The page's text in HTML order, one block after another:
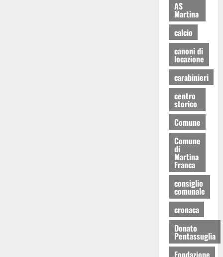
AS
Martina
calcio
canoni di
locazione
carabinieri
centro
storico
Comune
Comune
di
Martina
Franca
consiglio
comunale
cronaca
Donato
Pentassuglia
Fondazione